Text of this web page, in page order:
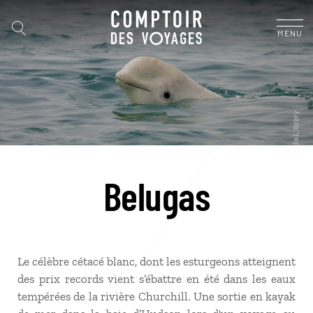
MENU
Belugas
Le célèbre cétacé blanc, dont les esturgeons atteignent
des prix records vient s’ébattre en été dans les eaux
tempérées de la rivière Churchill. Une sortie en kayak